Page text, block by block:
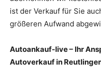
ist der Verkauf für Sie
größeren Aufwand
Autoankauf-live – Ihr
Autoverkauf in